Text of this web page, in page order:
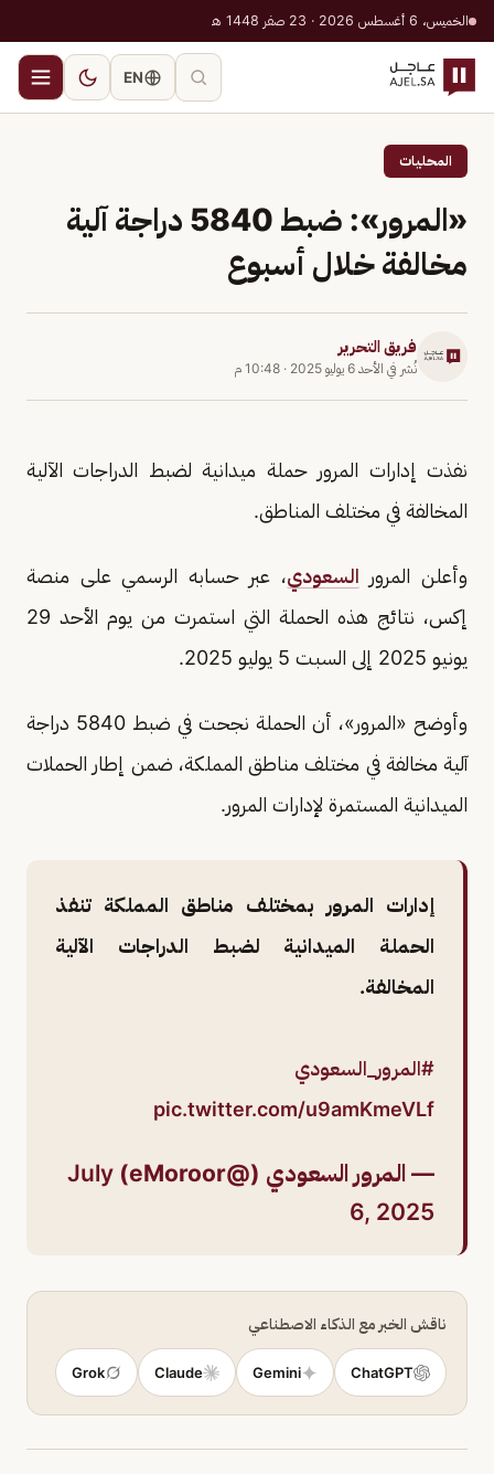
الخميس، 6 أغسطس 2026 · 23 صفر 1448 هـ
EN
المحليات
«المرور»: ضبط 5840 دراجة آلية
مخالفة خلال أسبوع
فريق التحرير
نُشر في الأحد 6 يوليو 2025 · 10:48 م
نفذت إدارات المرور حملة ميدانية لضبط الدراجات الآلية
المخالفة في مختلف المناطق.
وأعلن المرور السعودي، عبر حسابه الرسمي على منصة
إكس، نتائج هذه الحملة التي استمرت من يوم الأحد 29
يونيو 2025 إلى السبت 5 يوليو 2025.
وأوضح «المرور»، أن الحملة نجحت في ضبط 5840 دراجة
آلية مخالفة في مختلف مناطق المملكة، ضمن إطار الحملات
الميدانية المستمرة لإدارات المرور.
إدارات المرور بمختلف مناطق المملكة تنفذ
الحملة الميدانية لضبط الدراجات الآلية
المخالفة.
#المرور_السعودي
pic.twitter.com/u9amKmeVLf
— المرور السعودي (@eMoroor)
July
6, 2025
ناقش الخبر مع الذكاء الاصطناعي
ChatGPT
Gemini
Claude
Grok